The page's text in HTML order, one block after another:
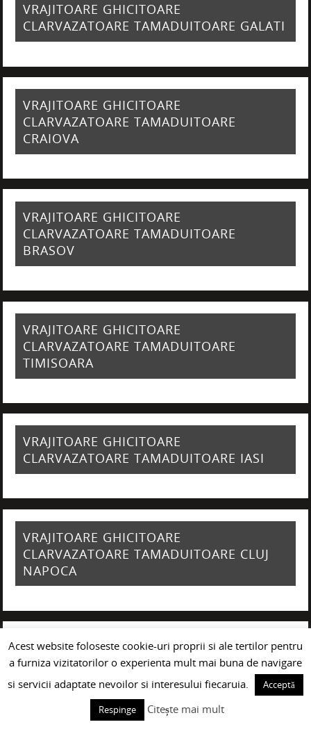
VRAJITOARE GHICITOARE
CLARVAZATOARE TAMADUITOARE GALATI
VRAJITOARE GHICITOARE
CLARVAZATOARE TAMADUITOARE
CRAIOVA
VRAJITOARE GHICITOARE
CLARVAZATOARE TAMADUITOARE
BRASOV
VRAJITOARE GHICITOARE
CLARVAZATOARE TAMADUITOARE
TIMISOARA
VRAJITOARE GHICITOARE
CLARVAZATOARE TAMADUITOARE IASI
VRAJITOARE GHICITOARE
CLARVAZATOARE TAMADUITOARE CLUJ
NAPOCA
VRAJITOARE GHICITOARE
CLARVAZATOARE TAMADUITOARE
GIURGIU
Acest website foloseste cookie-uri proprii si ale tertilor pentru
a furniza vizitatorilor o experienta mult mai buna de navigare
si servicii adaptate nevoilor si interesului fiecaruia.
Acceptă
Respinge
Citește mai mult